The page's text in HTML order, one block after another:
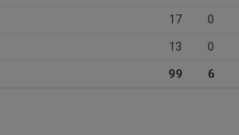
17 0
13 0
99 6